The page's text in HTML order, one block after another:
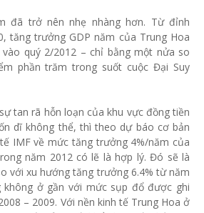
đã trở nên nhẹ nhàng hơn. Từ đỉnh
tăng trưởng GDP năm của Trung Hoa
quý 2/2012 – chỉ bằng một nửa so
phần trăm trong suốt cuộc Đại Suy
tan rã hỗn loạn của khu vực đồng tiền
dĩ không thể, thì theo dự báo cơ bản
IMF về mức tăng trưởng 4%/năm của
năm 2012 có lẽ là hợp lý. Đó sẽ là
với xu hướng tăng trưởng 6.4% từ năm
không ở gần với mức sụp đổ được ghi
– 2009. Với nền kinh tế Trung Hoa ở